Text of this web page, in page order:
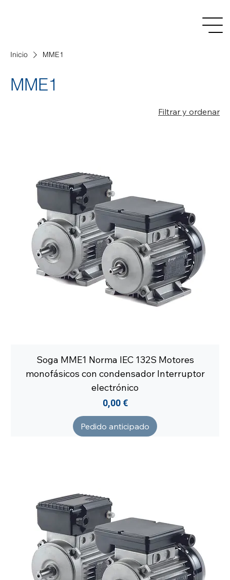
Inicio MME1
MME1
Filtrar y ordenar
Soga MME1 Norma IEC 132S Motores
monofásicos con condensador Interruptor
electrónico
Precio
0,00 €
Pedido anticipado